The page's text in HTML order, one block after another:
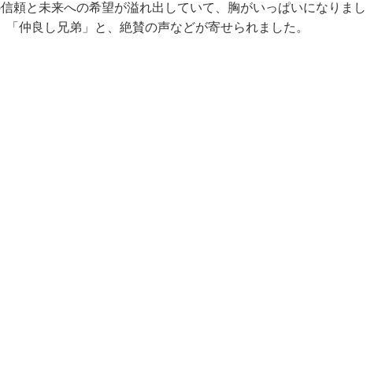
頼と未来への希望が溢れ出していて、胸がいっぱいになりまし
仲良し兄弟」と、絶賛の声などが寄せられました。